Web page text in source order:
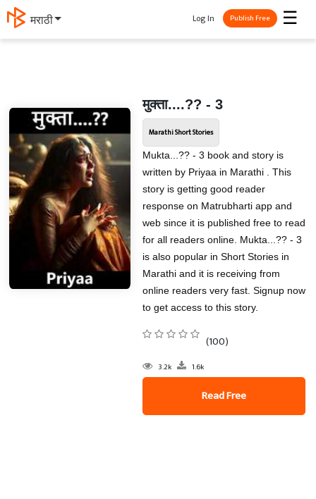
मराठी ☰
Log In Publish Free
मुक्ता....??️ - 3
Marathi Short Stories
Mukta...??️ - 3 book and story is
written by Priyaa in Marathi . This
story is getting good reader
response on Matrubharti app and
web since it is published free to read
for all readers online. Mukta...??️ - 3
is also popular in Short Stories in
Marathi and it is receiving from
online readers very fast. Signup now
to get access to this story.
(100)
3.2k 1.6k
Read Free